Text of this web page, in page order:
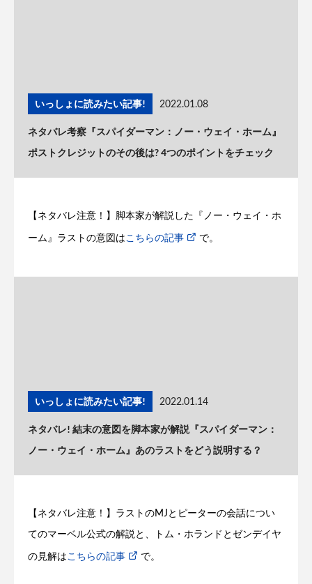
いっしょに読みたい記事! 2022.01.08
ネタバレ考察『スパイダーマン：ノー・ウェイ・ホーム』
ポストクレジットのその後は? 4つのポイントをチェック
【ネタバレ注意！】脚本家が解説した『ノー・ウェイ・ホ
ーム』ラストの意図はこちらの記事 で。
いっしょに読みたい記事! 2022.01.14
ネタバレ! 結末の意図を脚本家が解説『スパイダーマン：
ノー・ウェイ・ホーム』あのラストをどう説明する？
【ネタバレ注意！】ラストのMJとピーターの会話につい
てのマーベル公式の解説と、トム・ホランドとゼンデイヤ
の見解は こちらの記事 で。